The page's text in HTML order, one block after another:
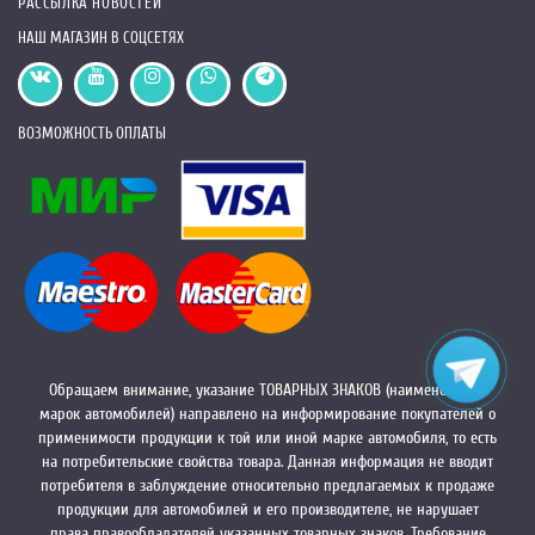
получите лучшее сочетание цены и
качества. Мы гарантируем высокое
качество наших товаров и обеспечиваем
быструю доставку в любой регион.
Покупайте лежанки для питомцев у нас и
обеспечьте своего любимца не только
удобным местом для сна, но и важным
компонентом здорового образа жизни
НАШ МАГАЗИН В СОЦСЕТЯХ
ВОЗМОЖНОСТЬ ОПЛАТЫ
Обращаем внимание, указание ТОВАРНЫХ ЗНАКОВ (наименований
марок автомобилей) направлено на информирование покупателей о
применимости продукции к той или иной марке автомобиля, то есть
на потребительские свойства товара. Данная информация не вводит
потребителя в заблуждение относительно предлагаемых к продаже
продукции для автомобилей и его производителе, не нарушает